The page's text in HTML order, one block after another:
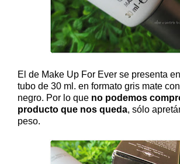
El de Make Up For Ever se presenta
tubo de 30 ml. en formato gris mate
negro. Por lo que no podemos
producto que nos queda, sólo
peso.